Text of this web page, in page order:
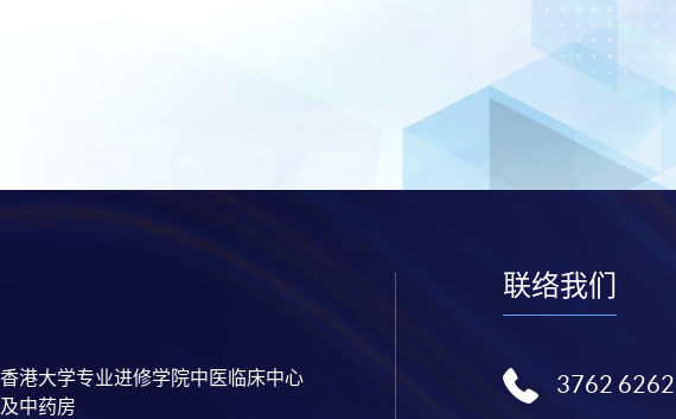
香港大学专业进修学院中医临床中心
及中药房
联络我们
3762 6262